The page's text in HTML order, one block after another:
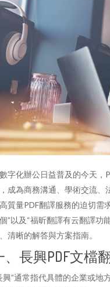
字化辦公日益普及的今天，
成為商務溝通、學術交流、
質量PDF翻譯服務的迫切需
”以及“福昕翻譯有云翻譯功
清晰的解答與方案指南。
、長興PDF文檔
興”通常指代具體的企業或地